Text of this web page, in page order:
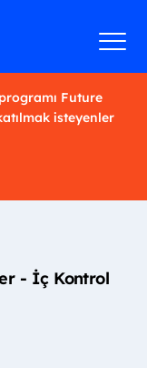
Future
isteyenler
- İç Kontrol